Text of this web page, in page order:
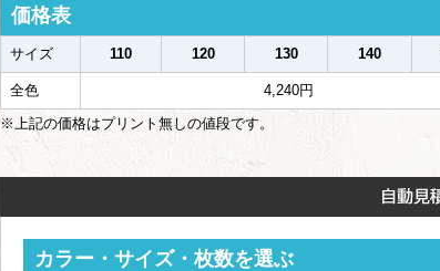
価格表
サイズ 110 120 130 140
全色 4,240円
※上記の価格はプリント無しの値段です。
カラー・サイズ・枚数を選ぶ